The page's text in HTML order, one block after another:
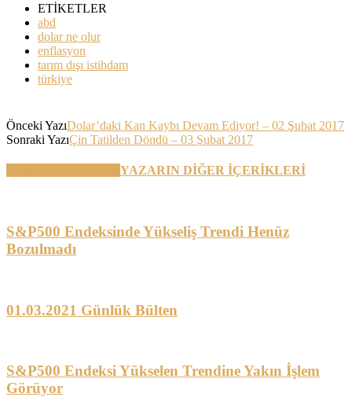
ETİKETLER
abd
dolar ne olur
enflasyon
tarım dışı istihdam
türkiye
Önceki YazıDolar’daki Kan Kaybı Devam Ediyor! – 02 Şubat 2017
Sonraki YazıÇin Tatilden Döndü – 03 Şubat 2017
YAZARIN DİĞER İÇERİKLERİ
S&P500 Endeksinde Yükseliş Trendi Henüz
Bozulmadı
01.03.2021 Günlük Bülten
S&P500 Endeksi Yükselen Trendine Yakın İşlem
Görüyor